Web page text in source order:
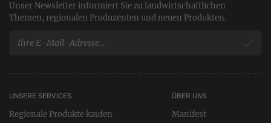
Unser Newsletter informiert Sie zu landwirtschaftlichen
Themen, regionalen Produzenten und neuen Produkten.
UNSERE SERVICES
Regionale Produkte kaufen
ÜBER UNS
Manifest